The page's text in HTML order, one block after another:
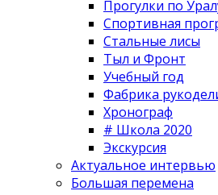
Прогулки по
Спортивная
Стальные лисы
Тыл и Фронт
Учебный год
Фабрика
Хронограф
# Школа 2020
Экскурсия
Актуальное интервью
Большая перемена